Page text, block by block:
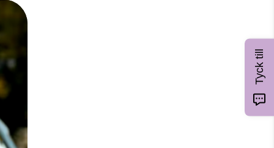
Tyck till